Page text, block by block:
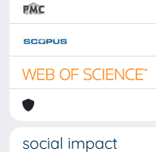
social impact